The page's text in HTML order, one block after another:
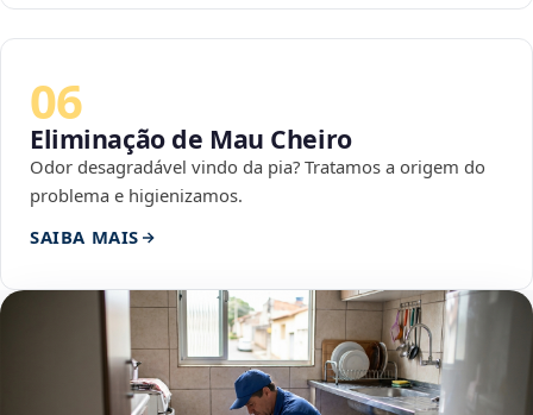
06
Eliminação de Mau Cheiro
Odor desagradável vindo da pia? Tratamos a origem do
problema e higienizamos.
SAIBA MAIS